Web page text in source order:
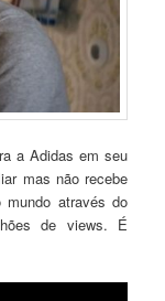
a Adidas em seu
mas não recebe
através do
de views. É